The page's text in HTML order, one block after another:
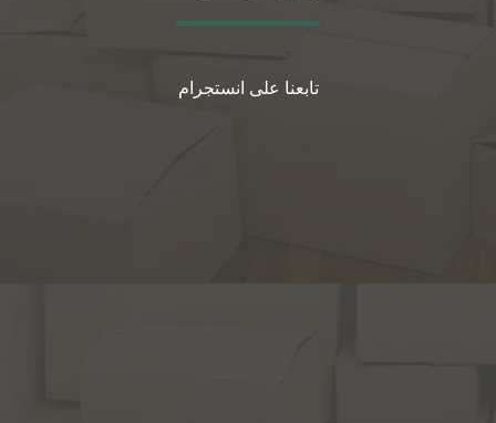
تابعنا على انستجرام